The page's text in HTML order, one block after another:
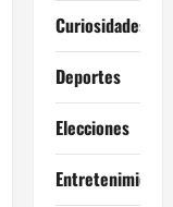
Curiosidades
Deportes
Elecciones
Entretenimiento